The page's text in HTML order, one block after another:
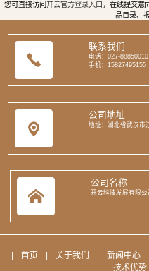
您可直接访问 开云官方登录入口，在线提交意
品目录、
联系我们
电话：027-88850010
手机：15827495155
公司地址
地址：湖北省武汉市
公司名称
开云科技发展有限公
首页 关于我们 新闻中心
技术优势